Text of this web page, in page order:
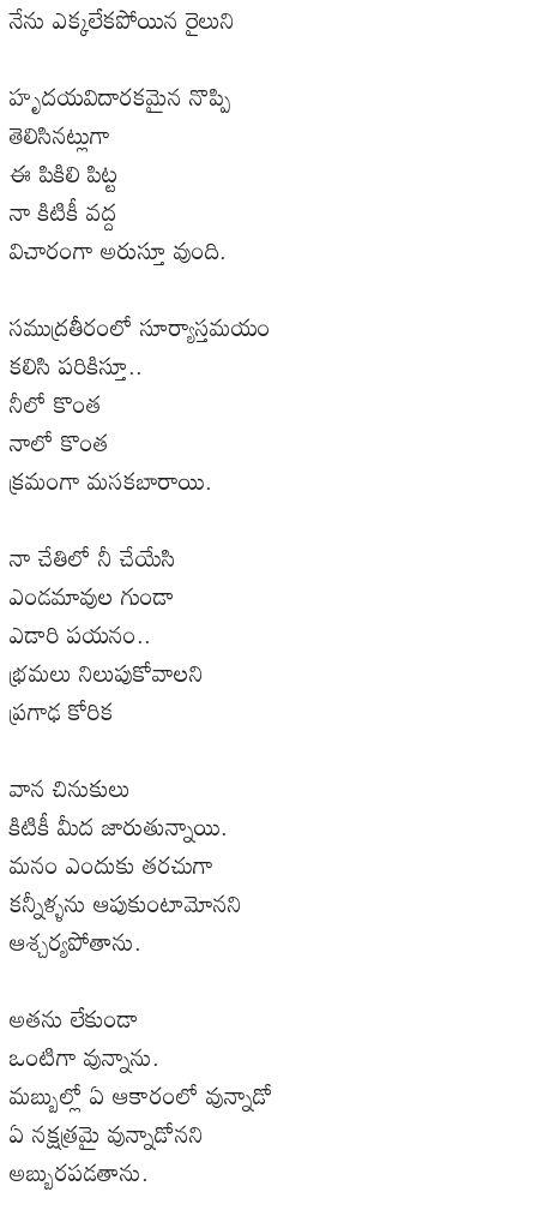
నేను ఎక్కలేకపోయిన రైలుని
హృదయవిదారకమైన నొప్పి
తెలిసినట్లుగా
ఈ పికిలి పిట్ట
నా కిటికీ వద్ద
విచారంగా అరుస్తూ వుంది.
సముద్రతీరంలో సూర్యాస్తమయం
కలిసి పరికిస్తూ..
నీలో కొంత
నాలో కొంత
క్రమంగా మసకబారాయి.
నా చేతిలో నీ చేయేసి
ఎండమావుల గుండా
ఎడారి పయనం..
భ్రమలు నిలుపుకోవాలని
ప్రగాఢ కోరిక
వాన చినుకులు
కిటికీ మీద జారుతున్నాయి.
మనం ఎందుకు తరచుగా
కన్నీళ్ళను ఆపుకుంటామోనని
ఆశ్చర్యపోతాను.
అతను లేకుండా
ఒంటిగా వున్నాను.
మబ్బుల్లో ఏ ఆకారంలో వున్నాడో
ఏ నక్షత్రమై వున్నాడోనని
అబ్బురపడతాను.